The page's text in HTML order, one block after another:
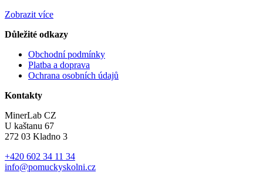
Zobrazit více
Důležité odkazy
Obchodní podmínky
Platba a doprava
Ochrana osobních údajů
Kontakty
MinerLab CZ
U kaštanu 67
272 03 Kladno 3
+420 602 34 11 34
info@pomuckyskolni.cz